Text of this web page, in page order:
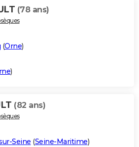
(78 ans)
(Orne)
)
(82 ans)
Seine (Seine-Maritime)